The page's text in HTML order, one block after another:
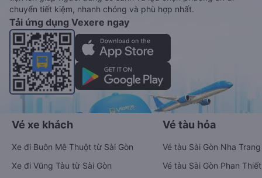
chuyển tiết kiệm, nhanh chóng và phù hợp nhất.
Tải ứng dụng Vexere ngay
Vé xe khách
Xe đi Buôn Mê Thuột từ Sài Gòn
Xe đi Vũng Tàu từ Sài Gòn
Vé tàu hỏa
Vé tàu Sài Gòn Nha Trang
Vé tàu Sài Gòn Phan Thiết